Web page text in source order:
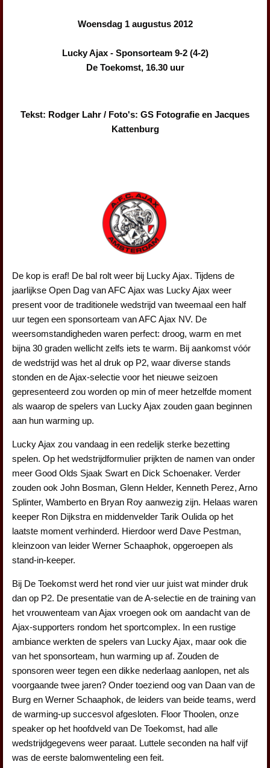
Woensdag 1 augustus 2012
Lucky Ajax - Sponsorteam 9-2 (4-2)
De Toekomst, 16.30 uur
Tekst: Rodger Lahr / Foto's: GS Fotografie en Jacques
Kattenburg
De kop is eraf! De bal rolt weer bij Lucky Ajax. Tijdens de
jaarlijkse Open Dag van AFC Ajax was Lucky Ajax weer
present voor de traditionele wedstrijd van tweemaal een half
uur tegen een sponsorteam van AFC Ajax NV. De
weersomstandigheden waren perfect: droog, warm en met
bijna 30 graden wellicht zelfs iets te warm. Bij aankomst vóór
de wedstrijd was het al druk op P2, waar diverse stands
stonden en de Ajax-selectie voor het nieuwe seizoen
gepresenteerd zou worden op min of meer hetzelfde moment
als waarop de spelers van Lucky Ajax zouden gaan beginnen
aan hun warming up.
Lucky Ajax zou vandaag in een redelijk sterke bezetting
spelen. Op het wedstrijdformulier prijkten de namen van onder
meer Good Olds Sjaak Swart en Dick Schoenaker. Verder
zouden ook John Bosman, Glenn Helder, Kenneth Perez, Arno
Splinter, Wamberto en Bryan Roy aanwezig zijn. Helaas waren
keeper Ron Dijkstra en middenvelder Tarik Oulida op het
laatste moment verhinderd. Hierdoor werd Dave Pestman,
kleinzoon van leider Werner Schaaphok, opgeroepen als
stand-in-keeper.
Bij De Toekomst werd het rond vier uur juist wat minder druk
dan op P2. De presentatie van de A-selectie en de training van
het vrouwenteam van Ajax vroegen ook om aandacht van de
Ajax-supporters rondom het sportcomplex. In een rustige
ambiance werkten de spelers van Lucky Ajax, maar ook die
van het sponsorteam, hun warming up af. Zouden de
sponsoren weer tegen een dikke nederlaag aanlopen, net als
voorgaande twee jaren? Onder toeziend oog van Daan van de
Burg en Werner Schaaphok, de leiders van beide teams, werd
de warming-up succesvol afgesloten. Floor Thoolen, onze
speaker op het hoofdveld van De Toekomst, had alle
wedstrijdgegevens weer paraat. Luttele seconden na half vijf
was de eerste balomwenteling een feit.